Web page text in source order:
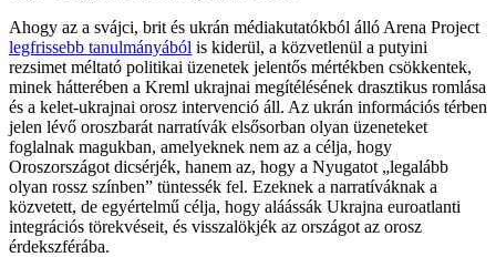
Ahogy az a svájci, brit és ukrán médiakutatókból álló Arena Project
legfrissebb tanulmányából is kiderül, a közvetlenül a putyini
rezsimet méltató politikai üzenetek jelentős mértékben csökkentek,
minek hátterében a Kreml ukrajnai megítélésének drasztikus romlása
és a kelet-ukrajnai orosz intervenció áll. Az ukrán információs térben
jelen lévő oroszbarát narratívák elsősorban olyan üzeneteket
foglalnak magukban, amelyeknek nem az a célja, hogy
Oroszországot dicsérjék, hanem az, hogy a Nyugatot „legalább
olyan rossz színben” tüntessék fel. Ezeknek a narratíváknak a
közvetett, de egyértelmű célja, hogy aláássák Ukrajna euroatlanti
integrációs törekvéseit, és visszalökjék az országot az orosz
érdekszférába.